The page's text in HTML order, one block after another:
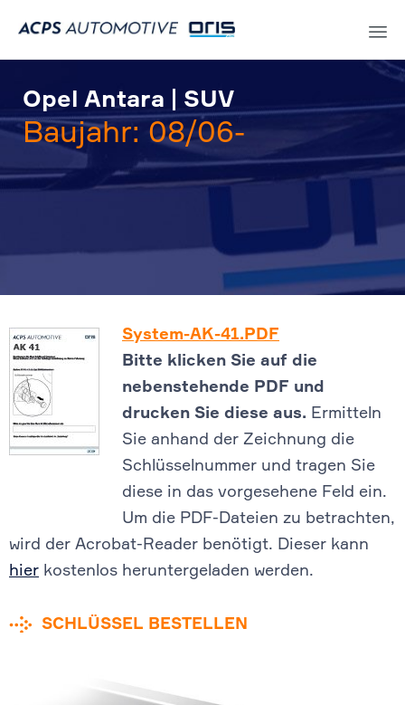
Opel Antara | SUV
Baujahr: 08/06-
System-AK-41.PDF
Bitte klicken Sie auf die
nebenstehende PDF und
drucken Sie diese aus. Ermitteln
Sie anhand der Zeichnung die
Schlüsselnummer und tragen Sie
diese in das vorgesehene Feld ein.
Um die PDF-Dateien zu betrachten,
wird der Acrobat-Reader benötigt. Dieser kann
hier kostenlos heruntergeladen werden.
SCHLÜSSEL BESTELLEN